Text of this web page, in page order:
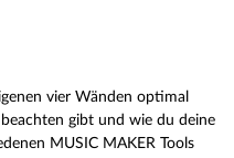
vier Wänden optimal
gibt und wie du deine
MUSIC MAKER Tools